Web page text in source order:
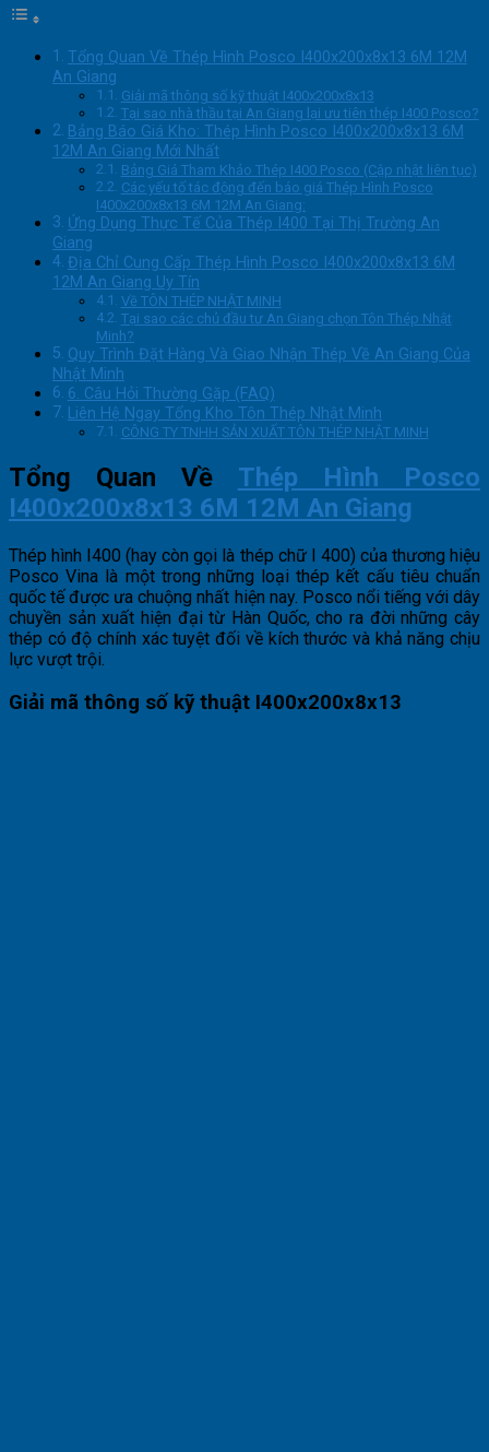
Tổng Quan Về Thép Hình Posco I400x200x8x13 6M 12M
An Giang
Giải mã thông số kỹ thuật I400x200x8x13
Tại sao nhà thầu tại An Giang lại ưu tiên thép I400 Posco?
Bảng Báo Giá Kho: Thép Hình Posco I400x200x8x13 6M
12M An Giang Mới Nhất
Bảng Giá Tham Khảo Thép I400 Posco (Cập nhật liên tục)
Các yếu tố tác động đến báo giá Thép Hình Posco
I400x200x8x13 6M 12M An Giang:
Ứng Dụng Thực Tế Của Thép I400 Tại Thị Trường An
Giang
Địa Chỉ Cung Cấp Thép Hình Posco I400x200x8x13 6M
12M An Giang Uy Tín
Về TÔN THÉP NHẬT MINH
Tại sao các chủ đầu tư An Giang chọn Tôn Thép Nhật
Minh?
Quy Trình Đặt Hàng Và Giao Nhận Thép Về An Giang Của
Nhật Minh
6. Câu Hỏi Thường Gặp (FAQ)
Liên Hệ Ngay Tổng Kho Tôn Thép Nhật Minh
CÔNG TY TNHH SẢN XUẤT TÔN THÉP NHẬT MINH
Tổng Quan Về Thép Hình Posco
I400x200x8x13 6M 12M An Giang
Thép hình I400 (hay còn gọi là thép chữ I 400) của thương hiệu
Posco Vina là một trong những loại thép kết cấu tiêu chuẩn
quốc tế được ưa chuộng nhất hiện nay. Posco nổi tiếng với dây
chuyền sản xuất hiện đại từ Hàn Quốc, cho ra đời những cây
thép có độ chính xác tuyệt đối về kích thước và khả năng chịu
lực vượt trội.
Giải mã thông số kỹ thuật I400x200x8x13